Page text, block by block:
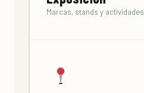
Marcas, stands y actividades